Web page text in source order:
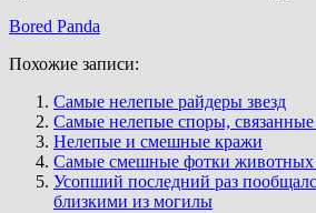
Bored Panda
Похожие записи:
Самые нелепые райдеры звезд
Самые нелепые споры, связанные
Нелепые и смешные кражи
Самые смешные фотки животных
Усопший последний раз
близкими из могилы